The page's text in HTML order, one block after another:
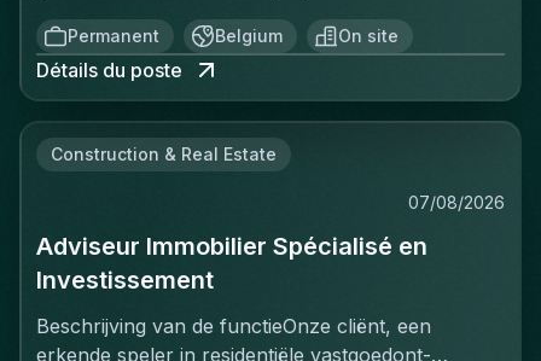
een sterke positie op de Belgische vastgoedmarkt,
zoekt een ervaren Projectontwikkelaar die
onmiddellijk impact kan maken. In deze rol ben je
verantwoordelijk voor het identificeren, acquisitie
verschillende segmenten: residentieel, kantoren,
samen met stakeholders zoals eigenaars,
gemeenten, investeerders en architecten om
projecten van concept tot realisatie tot een
aanspreekpunt voor complexe onderhandelingen
Permanent Belgium On site
Détails du poste
Construction & Real Estate
07/08/2026
Adviseur Immobilier Spécialisé en
Investissement
Beschrijving van de functieOnze cliënt, een
erkende speler in residentiële vastgoedont­